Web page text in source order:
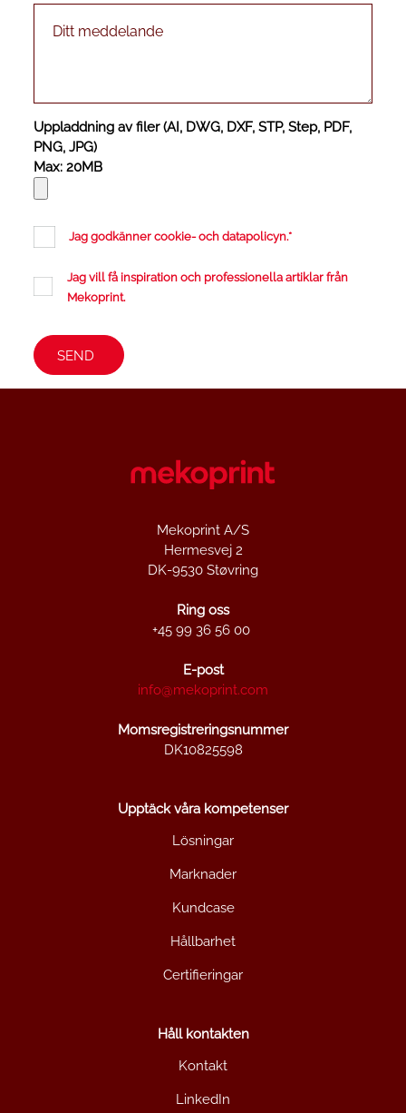
Uppladdning av filer (AI, DWG, DXF, STP, Step, PDF,
PNG, JPG)
Max: 20MB
Jag godkänner cookie- och datapolicyn.*
Jag vill få inspiration och professionella artiklar från
Mekoprint.
Mekoprint A/S
Hermesvej 2
DK-9530 Støvring
Ring oss
+45 99 36 56 00
E-post
info@mekoprint.com
Momsregistreringsnummer
DK10825598
Upptäck våra kompetenser
Lösningar
Marknader
Kundcase
Hållbarhet
Certifieringar
Håll kontakten
Kontakt
LinkedIn